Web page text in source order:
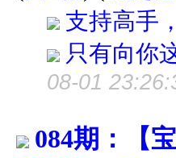
支持高手
只有向你
08-01
084期：【